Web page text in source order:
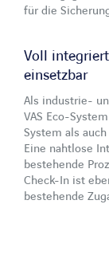
für die
Voll
einsetzbar
Als industrie-
VAS Eco-
System als
Eine nahtlose
bestehende
Check-In ist
bestehende